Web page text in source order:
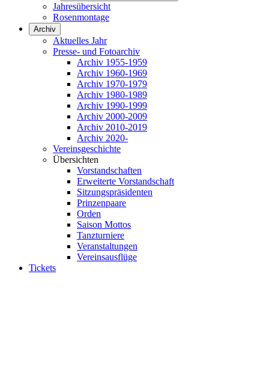
Jahresübersicht
Rosenmontage
Archiv
Aktuelles Jahr
Presse- und Fotoarchiv
Archiv 1955-1959
Archiv 1960-1969
Archiv 1970-1979
Archiv 1980-1989
Archiv 1990-1999
Archiv 2000-2009
Archiv 2010-2019
Archiv 2020-
Vereinsgeschichte
Übersichten
Vorstandschaften
Erweiterte Vorstandschaft
Sitzungspräsidenten
Prinzenpaare
Orden
Saison Mottos
Tanzturniere
Veranstaltungen
Vereinsausflüge
Tickets